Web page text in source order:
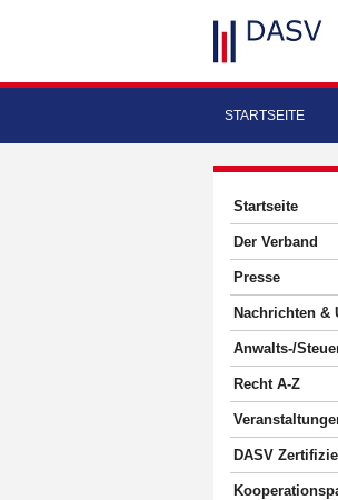
STARTSEITE
Startseite
Der Verband
Presse
Nachrichten &
Anwalts-/
Recht A-Z
DASV